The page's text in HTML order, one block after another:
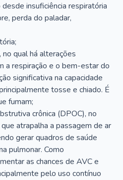
insuficiência respiratória
perda do paladar,
qual há alterações
a respiração e o bem-estar do
significativa na capacidade
tosse e chiado. É
fumam;
crônica (DPOC), no
atrapalha a passagem de ar
gerar quadros de saúde
pulmonar. Como
as chances de AVC e
pelo uso contínuo